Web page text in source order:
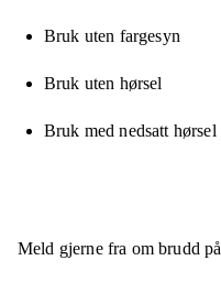
Bruk uten fargesyn
Bruk uten hørsel
Bruk med nedsatt hørsel
Meld gjerne fra om brudd